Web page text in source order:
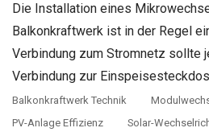
Die Installation eines
Balkonkraftwerk ist in der Regel
Verbindung zum Stromnetz sollte
Verbindung zur
Balkonkraftwerk Technik
PV-Anlage Effizienz
Solar-